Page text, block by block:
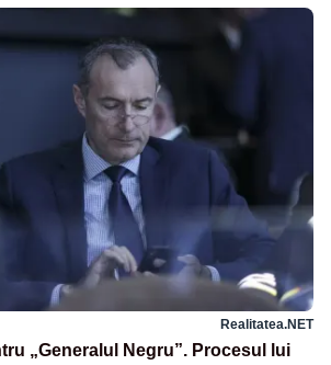
Realitatea.NET
„Generalul Negru”. Procesul lui